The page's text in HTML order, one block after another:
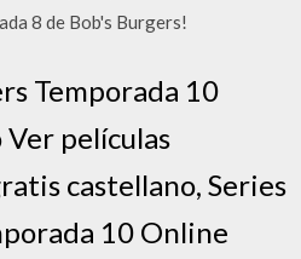
8 de Bob's Burgers!
Temporada 10
películas
castellano, Series
10 Online